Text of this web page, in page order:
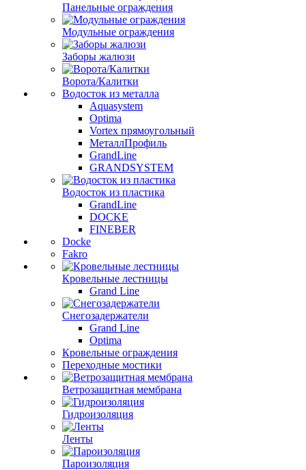
Панельные ограждения
Модульные ограждения
Заборы жалюзи
Ворота/Калитки
Водосток из металла
Aquasystem
Optima
Vortex прямоугольный
МеталлПрофиль
GrandLine
GRANDSYSTEM
Водосток из пластика
GrandLine
DOCKE
FINEBER
Docke
Fakro
Кровельные лестницы
Grand Line
Снегозадержатели
Grand Line
Optima
Кровельные ограждения
Переходные мостики
Ветрозащитная мембрана
Гидроизоляция
Ленты
Пароизоляция